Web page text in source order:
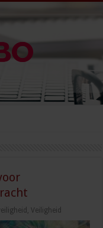
,Veiligheid